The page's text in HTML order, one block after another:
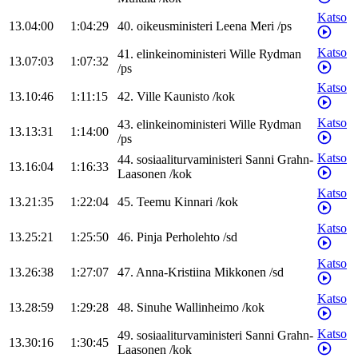
13.04:00 1:04:29 40. oikeusministeri Leena Meri /ps
Katso
13.07:03 1:07:32
41. elinkeinoministeri Wille Rydman
/ps
Katso
13.10:46 1:11:15 42. Ville Kaunisto /kok
Katso
13.13:31 1:14:00
43. elinkeinoministeri Wille Rydman
/ps
Katso
13.16:04 1:16:33
44. sosiaaliturvaministeri Sanni Grahn-
Laasonen /kok
Katso
13.21:35 1:22:04 45. Teemu Kinnari /kok
Katso
13.25:21 1:25:50 46. Pinja Perholehto /sd
Katso
13.26:38 1:27:07 47. Anna-Kristiina Mikkonen /sd
Katso
13.28:59 1:29:28 48. Sinuhe Wallinheimo /kok
Katso
13.30:16 1:30:45
49. sosiaaliturvaministeri Sanni Grahn-
Laasonen /kok
Katso